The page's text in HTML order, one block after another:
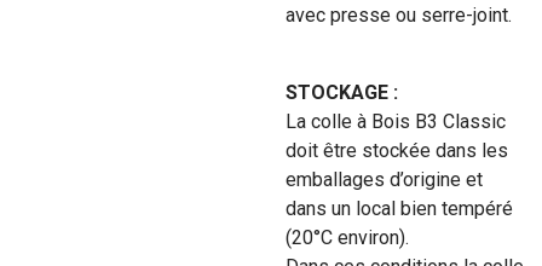
avec presse ou serre-joint.
STOCKAGE :
La colle à Bois B3 Classic
doit être stockée dans les
emballages d’origine et
dans un local bien tempéré
(20°C environ).